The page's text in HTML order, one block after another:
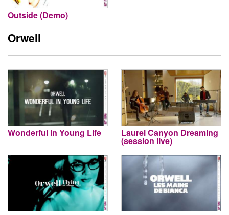
Outside (Demo)
Orwell
Wonderful in Young Life Laurel Canyon Dreaming
(session live)